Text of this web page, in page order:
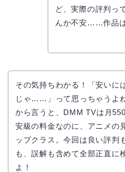
ど、実際の評判っ
んか不安……作品
その気持ちわかる！「安いに
じゃ……」って思っちゃうよ
から言うと、DMM TVは月
安級の料金なのに、アニメの
ップクラス。今回は良い評判
も、誤解も含めて全部正直に
よ！